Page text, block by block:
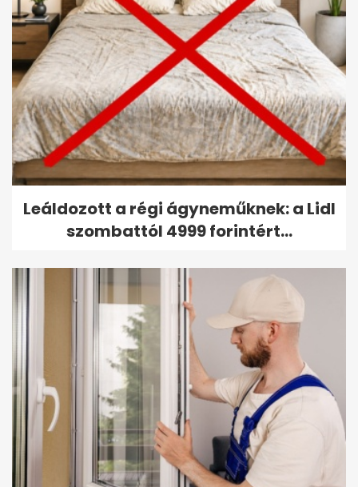
Leáldozott a régi ágyneműknek: a Lidl
szombattól 4999 forintért...